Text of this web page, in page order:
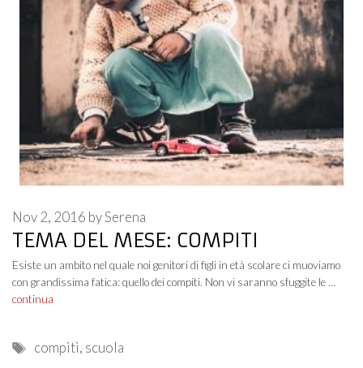
TEMA DEL MESE: COMPITI
Nov 2, 2016 bySerena
Esiste un ambito nel quale noi genitori di figli in età scolare ci muoviamo
con grandissima fatica: quello dei compiti. Non vi saranno sfuggite le …
continua
Tags
compiti, scuola